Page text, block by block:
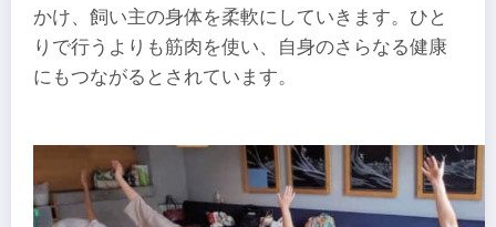
かけ、飼い主の身体を柔軟にしていきます。ひと
りで行うよりも筋肉を使い、自身のさらなる健康
にもつながるとされています。